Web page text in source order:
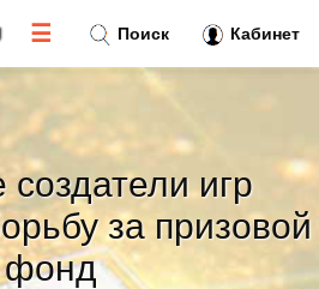
создатели игр
за призовой
фонд
Поиск Кабинет
☰